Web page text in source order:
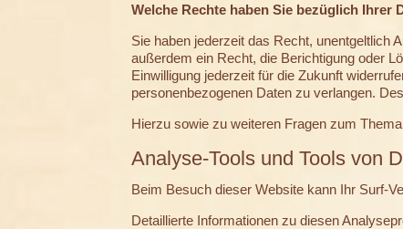
Welche Rechte haben Sie bezüglich Ihrer
Sie haben jederzeit das Recht, unentgeltlich
außerdem ein Recht, die Berichtigung oder
Einwilligung jederzeit für die Zukunft
personenbezogenen Daten zu verlangen.
Hierzu sowie zu weiteren Fragen zum
Analyse-Tools und Tools von
Beim Besuch dieser Website kann Ihr Surf-
Detaillierte Informationen zu diesen